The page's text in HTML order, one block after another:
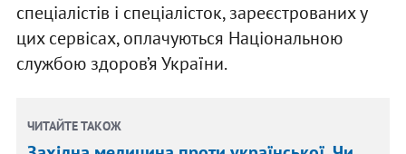
спеціалістів і спеціалісток, зареєстрованих у
цих сервісах, оплачуються Національною
службою здоров’я України.
ЧИТАЙТЕ ТАКОЖ